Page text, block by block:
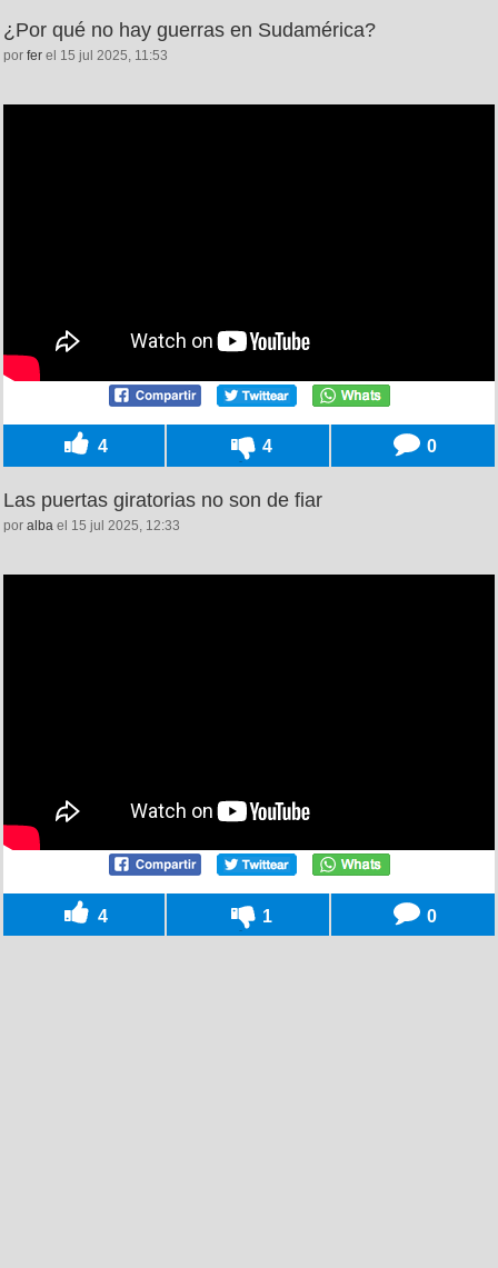
¿Por qué no hay guerras en Sudamérica?
por fer el 15 jul 2025, 11:53
4 4 0
Las puertas giratorias no son de fiar
por alba el 15 jul 2025, 12:33
4 1 0